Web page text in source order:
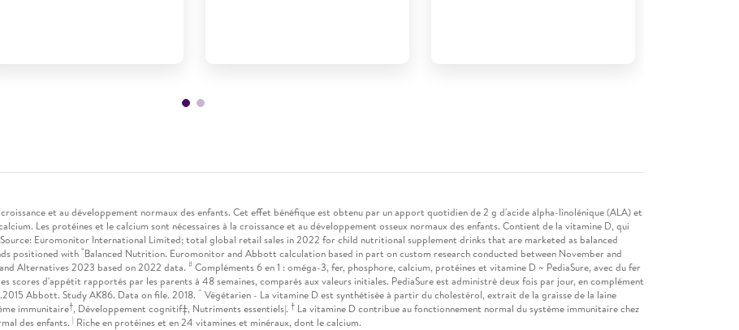
croissance et au développement normaux des enfants. Cet effet bénéfique est obtenu par un apport quotidien de 2 g d'acide alpha-linolénique (ALA) et
Les protéines et le calcium sont nécessaires à la croissance et au développement osseux normaux des enfants. Contient de la vitamine D, qui
Source: Euromonitor International Limited; total global retail sales in 2022 for child nutritional supplement drinks that are marketed as balanced
positioned with “Balanced Nutrition. Euromonitor and Abbott calculation based in part on custom research conducted between November and
Alternatives 2023 based on 2022 data. # Compléments 6 en 1 : oméga-3, fer, phosphore, calcium, protéines et vitamine D ~ PediaSure, avec du fer
scores d'appétit rapportés par les parents à 48 semaines, comparés aux valeurs initiales. PediaSure est administré deux fois par jour, en complément
Abbott. Study AK86. Data on file. 2018. ^ Végétarien - La vitamine D est synthétisée à partir du cholestérol, extrait de la graisse de la laine
immunitaire†, Développement cognitif‡, Nutriments essentiels|. † La vitamine D contribue au fonctionnement normal du système immunitaire chez
des enfants. | Riche en protéines et en 24 vitamines et minéraux, dont le calcium.